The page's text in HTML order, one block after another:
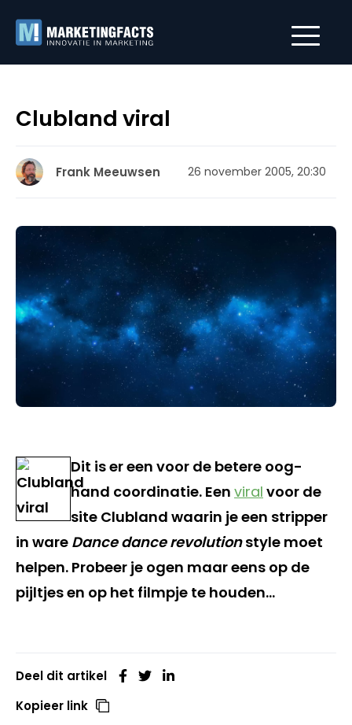
Clubland viral
Frank Meeuwsen 26 november 2005, 20:30
Dit is er een voor de betere oog-
hand coordinatie. Een viral voor de
site Clubland waarin je een stripper
in ware Dance dance revolutionstyle moet
helpen. Probeer je ogen maar eens op de
pijltjes en op het filmpje te houden…
Deel dit artikel
Kopieer link